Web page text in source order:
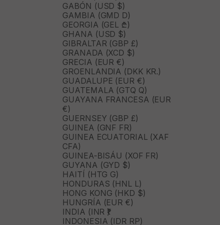
GABÓN (USD $)
GAMBIA (GMD D)
GEORGIA (GEL ₾)
GHANA (USD $)
GIBRALTAR (GBP £)
GRANADA (XCD $)
GRECIA (EUR €)
GROENLANDIA (DKK KR.)
GUADALUPE (EUR €)
GUATEMALA (GTQ Q)
GUAYANA FRANCESA (EUR
€)
GUERNSEY (GBP £)
GUINEA (GNF FR)
GUINEA ECUATORIAL (XAF
CFA)
GUINEA-BISÁU (XOF FR)
GUYANA (GYD $)
HAITÍ (HTG G)
HONDURAS (HNL L)
HONG KONG (HKD $)
HUNGRÍA (EUR €)
INDIA (INR ₹)
INDONESIA (IDR RP)